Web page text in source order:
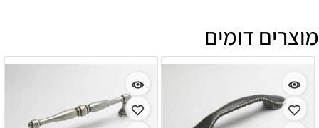
מוצרים דומים